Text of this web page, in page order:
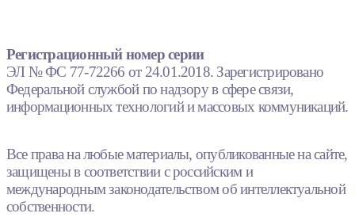
Регистрационный номер серии
ЭЛ № ФС 77-72266 от 24.01.2018. Зарегистрировано
Федеральной службой по надзору в сфере связи,
информационных технологий и массовых коммуникаций.
Все права на любые материалы, опубликованные на сайте,
защищены в соответствии с российским и
международным законодательством об интеллектуальной
собственности.